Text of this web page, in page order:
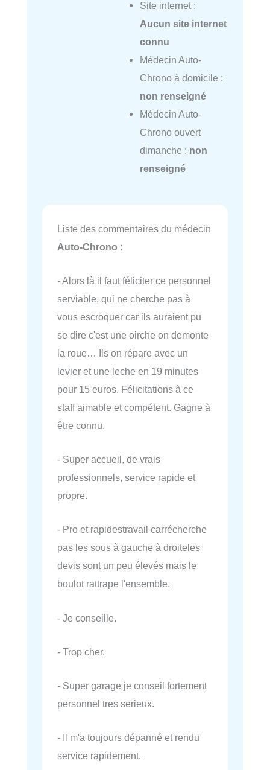
Site internet :
Aucun site internet
connu
Médecin Auto-
Chrono à domicile :
non renseigné
Médecin Auto-
Chrono ouvert
dimanche : non
renseigné
Liste des commentaires du médecin
Auto-Chrono :
- Alors là il faut féliciter ce personnel
serviable, qui ne cherche pas à
vous escroquer car ils auraient pu
se dire c'est une oirche on demonte
la roue… Ils on répare avec un
levier et une leche en 19 minutes
pour 15 euros. Félicitations à ce
staff aimable et compétent. Gagne à
être connu.
- Super accueil, de vrais
professionnels, service rapide et
propre.
- Pro et rapidestravail carrécherche
pas les sous à gauche à droiteles
devis sont un peu élevés mais le
boulot rattrape l'ensemble.
- Je conseille.
- Trop cher.
- Super garage je conseil fortement
personnel tres serieux.
- Il m'a toujours dépanné et rendu
service rapidement.